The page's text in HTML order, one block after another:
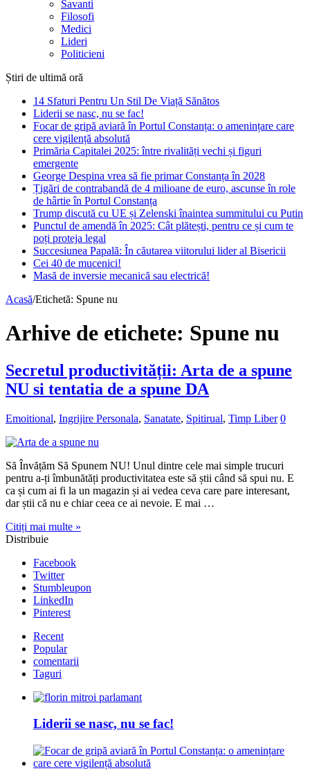
Savanti
Filosofi
Medici
Lideri
Politicieni
Știri de ultimă oră
14 Sfaturi Pentru Un Stil De Viață Sănătos
Liderii se nasc, nu se fac!
Focar de gripă aviară în Portul Constanța: o amenințare care
cere vigilență absolută
Primăria Capitalei 2025: între rivalități vechi și figuri
emergente
George Despina vrea să fie primar Constanța în 2028
Țigări de contrabandă de 4 milioane de euro, ascunse în role
de hârtie în Portul Constanța
Trump discută cu UE și Zelenski înaintea summitului cu Putin
Punctul de amendă în 2025: Cât plătești, pentru ce și cum te
poți proteja legal
Succesiunea Papală: În căutarea viitorului lider al Bisericii
Cei 40 de mucenici!
Masă de inversie mecanică sau electrică!
Acasă/Etichetă: Spune nu
Arhive de etichete: Spune nu
Secretul productivității: Arta de a spune
NU si tentatia de a spune DA
Emoitional, Ingrijire Personala, Sanatate, Spitirual, Timp Liber 0
Să Învățăm Să Spunem NU! Unul dintre cele mai simple trucuri
pentru a-ți îmbunătăți productivitatea este să știi când să spui nu. E
ca și cum ai fi la un magazin și ai vedea ceva care pare interesant,
dar știi că nu e chiar ceea ce ai nevoie. E mai …
Citiți mai multe »
Distribuie
Facebook
Twitter
Stumbleupon
LinkedIn
Pinterest
Recent
Popular
comentarii
Taguri
Liderii se nasc, nu se fac!